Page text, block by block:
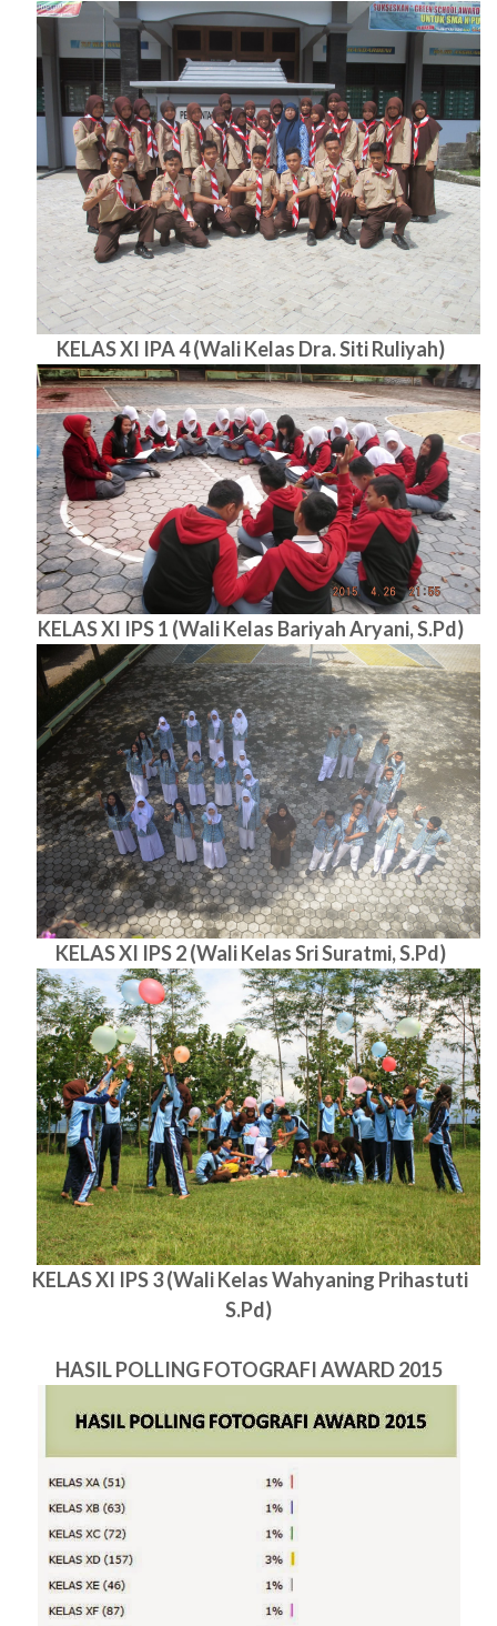
KELAS XI IPA 4 (Wali Kelas Dra. Siti Ruliyah)
KELAS XI IPS 1 (Wali Kelas Bariyah Aryani, S.Pd)
KELAS XI IPS 2 (Wali Kelas Sri Suratmi, S.Pd)
KELAS XI IPS 3 (Wali Kelas Wahyaning Prihastuti
S.Pd)
HASIL POLLING FOTOGRAFI AWARD 2015